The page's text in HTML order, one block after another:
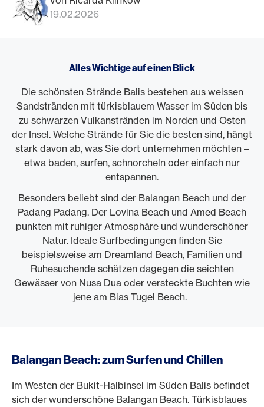
19.02.2026
Alles Wichtige auf einen Blick
Die schönsten Strände Balis bestehen aus weissen
Sandstränden mit türkisblauem Wasser im Süden bis
zu schwarzen Vulkanstränden im Norden und Osten
der Insel. Welche Strände für Sie die besten sind, hängt
stark davon ab, was Sie dort unternehmen möchten –
etwa baden, surfen, schnorcheln oder einfach nur
entspannen.
Besonders beliebt sind der Balangan Beach und der
Padang Padang. Der Lovina Beach und Amed Beach
punkten mit ruhiger Atmosphäre und wunderschöner
Natur. Ideale Surfbedingungen finden Sie
beispielsweise am Dreamland Beach, Familien und
Ruhesuchende schätzen dagegen die seichten
Gewässer von Nusa Dua oder versteckte Buchten wie
jene am Bias Tugel Beach.
Balangan Beach: zum Surfen und Chillen
Im Westen der Bukit-Halbinsel im Süden Balis befindet
sich der wunderschöne Balangan Beach. Türkisblaues